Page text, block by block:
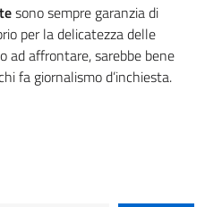
sono sempre garanzia di
per la delicatezza delle
ad affrontare, sarebbe bene
fa giornalismo d’inchiesta.